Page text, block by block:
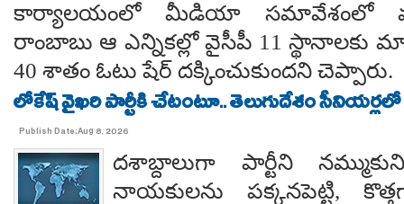
కార్యాలయంలో మీడియా సమావేశంలో
రాంబాబు ఆ ఎన్నికల్లో వైసీపీ 11
40 శాతం ఓటు షేర్ దక్కించుకుందని చెప్పారు.
లోకేష్ వైఖరి పార్టీకి చేటంటూ.. తెలుగుదేశం సీనియర్లలో
Publish Date:Aug 8, 2026
దశాబ్దాలుగా పార్టీని
నాయకులను పక్కనపెట్టి,